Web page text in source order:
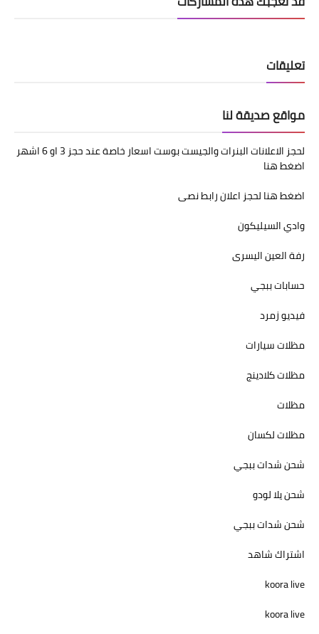
تعليقات
مواقع صديقة لنا
لحجز الاعلانات البنرات والجيست بوست اسعار خاصة عند حجز 3 او 6 اشهر
اضغط هنا
اضغط هنا لحجز اعلان رابط نصى
وادي السيليكون
رفة العين اليسرى
حسابات ببجي
فيديو زمرد
مظلات سيارات
مظلات كلادينج
مظلات
مظلات لكسان
شحن شدات ببجي
شحن يلا لودو
شحن شدات ببجي
اشتراك شاهد
koora live
koora live